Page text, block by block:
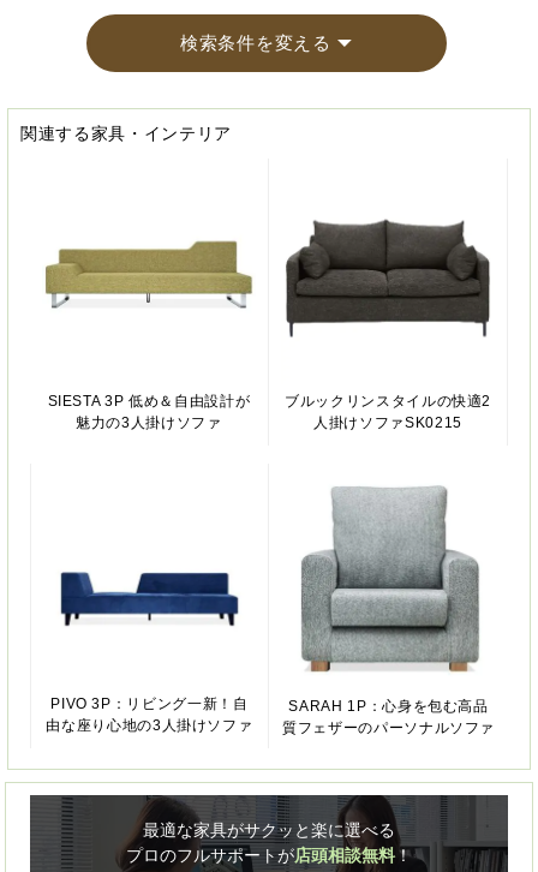
検索条件を変える
関連する家具・インテリア
SIESTA 3P 低め＆自由設計が
魅力の3人掛けソファ
ブルックリンスタイルの快適2
人掛けソファSK0215
PIVO 3P：リビング一新！自
由な座り心地の3人掛けソファ
SARAH 1P：心身を包む高品
質フェザーのパーソナルソファ
最適な家具がサクッと楽に選べる
プロのフルサポートが店頭相談無料！